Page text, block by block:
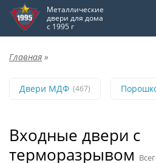
Металлические
двери для дома
с 1995 г
Главная »
Двери МДФ (467)
Входные двери с
терморазрывом